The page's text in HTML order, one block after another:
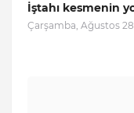
İştahı kesmenin
Çarşamba, Ağustos